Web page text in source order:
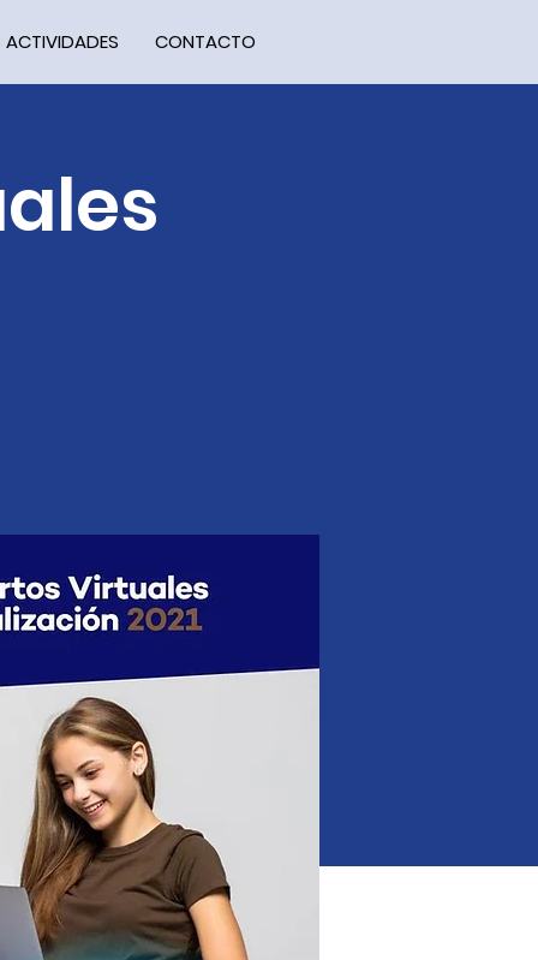
ACTIVIDADES CONTACTO